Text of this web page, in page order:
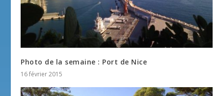
Photo de la semaine : Port de Nice
16 février 2015